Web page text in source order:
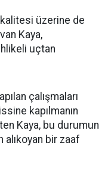
üzerine de
Kaya,
uçtan
çalışmaları
kapılmanın
Kaya, bu durumun
bir zaaf